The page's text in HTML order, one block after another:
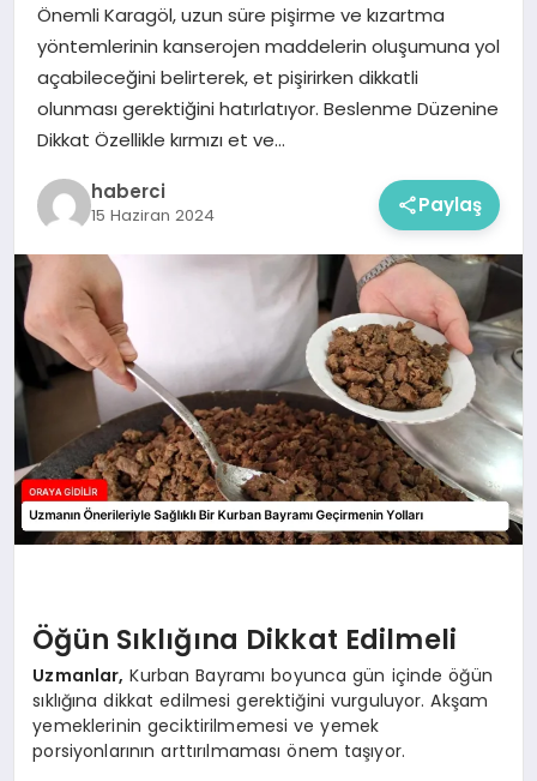
Önemli Karagöl, uzun süre pişirme ve kızartma
yöntemlerinin kanserojen maddelerin oluşumuna yol
açabileceğini belirterek, et pişirirken dikkatli
olunması gerektiğini hatırlatıyor. Beslenme Düzenine
Dikkat Özellikle kırmızı et ve…
haberci
15 Haziran 2024 Paylaş
Öğün Sıklığına Dikkat Edilmeli
Uzmanlar, Kurban Bayramı boyunca gün içinde öğün
sıklığına dikkat edilmesi gerektiğini vurguluyor. Akşam
yemeklerinin geciktirilmemesi ve yemek
porsiyonlarının arttırılmaması önem taşıyor.